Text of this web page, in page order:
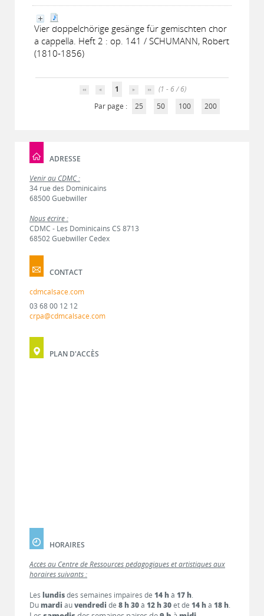
Vier doppelchörige gesänge für gemischten chor
a cappella. Heft 2 : op. 141 / SCHUMANN, Robert
(1810-1856)
1
(1 - 6 / 6)
Par page :
25 50 100 200
ADRESSE
Venir au CDMC :
34 rue des Dominicains
68500 Guebwiller
Nous écrire :
CDMC - Les Dominicains CS 8713
68502 Guebwiller Cedex
CONTACT
cdmcalsace.com
03 68 00 12 12
crpa@cdmcalsace.com
PLAN D'ACCÈS
HORAIRES
Accès au Centre de Ressources pédagogiques et artistiques aux
horaires suivants :
Les lundisdes semaines impaires de 14 hà 17 h.
Dumardi auvendredi de 8 h 30à 12 h 30et de 14 hà 18 h.